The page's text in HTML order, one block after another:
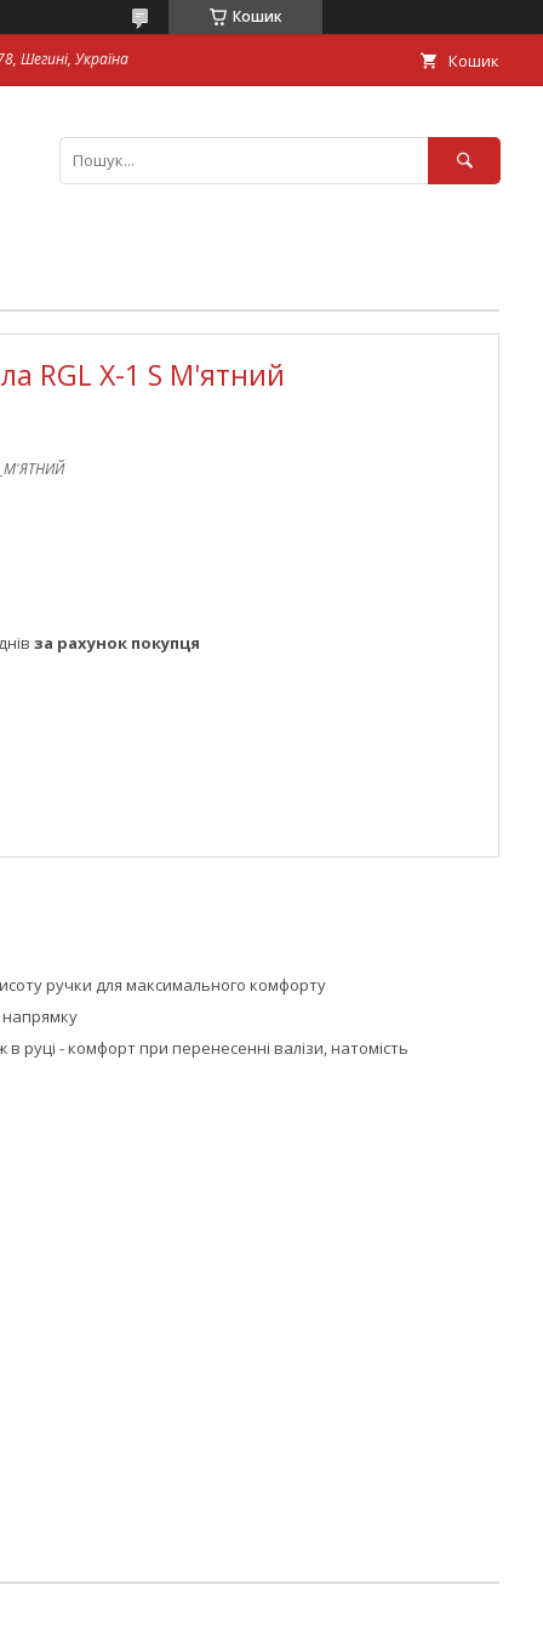
Кошик
Шегині, Україна Кошик
RGL X-1 S М'ятний
за рахунок покупця
ручки для максимального комфорту
напрямку
руці - комфорт при перенесенні валізи, натомість